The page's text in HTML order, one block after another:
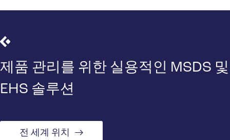
제품 관리를 위한 실용적인 MSDS 및
EHS 솔루션
전 세계 위치